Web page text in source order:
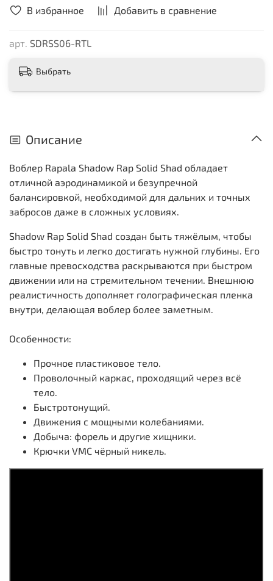
В избранное Добавить в сравнение
арт. SDRSS06-RTL
Выбрать
Описание
Воблер Rapala Shadow Rap Solid Shad обладает
отличной аэродинамикой и безупречной
балансировкой, необходимой для дальних и точных
забросов даже в сложных условиях.
Shadow Rap Solid Shad создан быть тяжёлым, чтобы
быстро тонуть и легко достигать нужной глубины. Его
главные превосходства раскрываются при быстром
движении или на стремительном течении. Внешнюю
реалистичность дополняет голографическая пленка
внутри, делающая воблер более заметным.
Особенности:
Прочное пластиковое тело.
Проволочный каркас, проходящий через всё
тело.
Быстротонущий.
Движения с мощными колебаниями.
Добыча: форель и другие хищники.
Крючки VMC чёрный никель.